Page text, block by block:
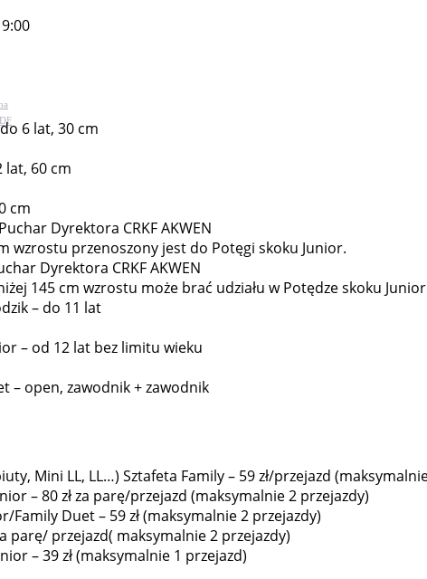
6 lat, 30 cm
lat, 60 cm
cm
Dyrektora CRKF AKWEN
wzrostu przenoszony jest do Potęgi skoku Junior.
Dyrektora CRKF AKWEN
145 cm wzrostu może brać udziału w Potędze skoku
– do 11 lat
– od 12 lat bez limitu wieku
– open, zawodnik + zawodnik
Mini LL, LL…) Sztafeta Family – 59 zł/przejazd
– 80 zł za parę/przejazd (maksymalnie 2 przejazdy)
Family Duet – 59 zł (maksymalnie 2 przejazdy)
parę/ przejazd( maksymalnie 2 przejazdy)
– 39 zł (maksymalnie 1 przejazd)